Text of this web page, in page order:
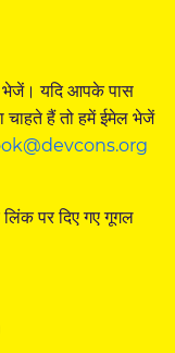
भेजें। यदि आपके पास
चाहते हैं तो हमें ईमेल भेजें
पर दिए गए गूगल